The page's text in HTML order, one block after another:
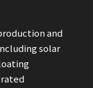
and
solar